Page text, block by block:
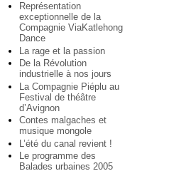
Représentation
exceptionnelle de la
Compagnie ViaKatlehong
Dance
La rage et la passion
De la Révolution
industrielle à nos jours
La Compagnie Piéplu au
Festival de théâtre
d’Avignon
Contes malgaches et
musique mongole
L’été du canal revient !
Le programme des
Balades urbaines 2005